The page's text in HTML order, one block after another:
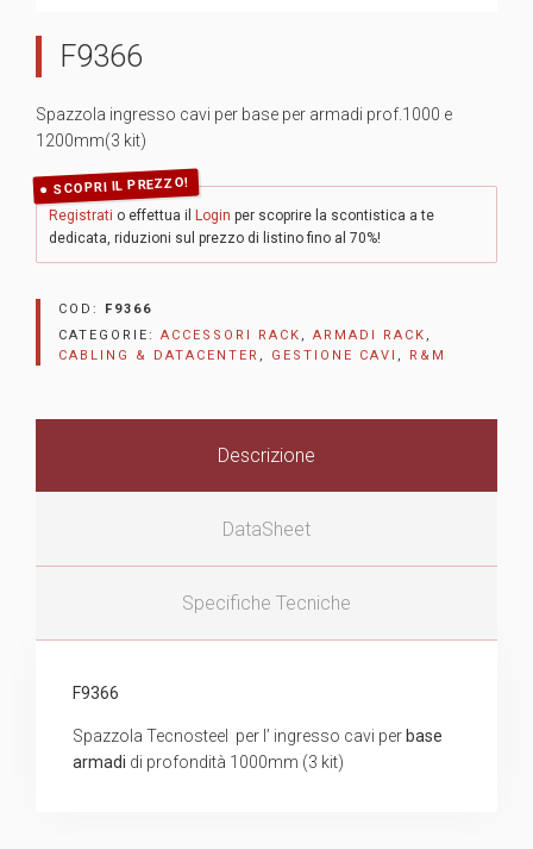
F9366
Spazzola ingresso cavi per base per armadi prof.1000 e
1200mm(3 kit)
SCOPRI IL PREZZO!
Registrati o effettua il Login per scoprire la scontistica a te
dedicata, riduzioni sul prezzo di listino fino al 70%!
COD: F9366
CATEGORIE: ACCESSORI RACK , ARMADI RACK ,
CABLING & DATACENTER , GESTIONE CAVI , R&M
Descrizione
DataSheet
Specifiche Tecniche
F9366
Spazzola Tecnosteel per l’ ingresso cavi per base
armadi di profondità 1000mm (3 kit)